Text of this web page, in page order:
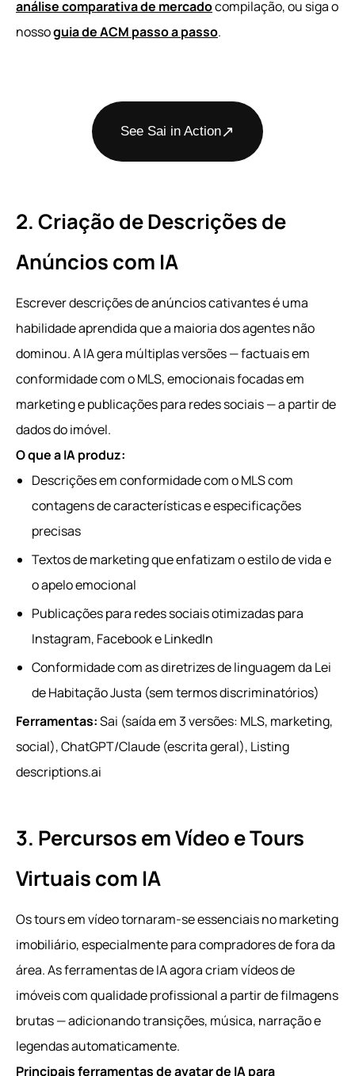
análise comparativa de mercadocompilação, ou siga o
nossoguia de ACM passo a passo.
See Sai in Action↗
2. Criação de Descrições de
Anúncios com IA
Escrever descrições de anúncios cativantes é uma
habilidade aprendida que a maioria dos agentes não
dominou. A IA gera múltiplas versões — factuais em
conformidade com o MLS, emocionais focadas em
marketing e publicações para redes sociais — a partir de
dados do imóvel.
O que a IA produz:
Descrições em conformidade com o MLS com
contagens de características e especificações
precisas
Textos de marketing que enfatizam o estilo de vida e
o apelo emocional
Publicações para redes sociais otimizadas para
Instagram, Facebook e LinkedIn
Conformidade com as diretrizes de linguagem da Lei
de Habitação Justa (sem termos discriminatórios)
Ferramentas:Sai (saída em 3 versões: MLS, marketing,
social), ChatGPT/Claude (escrita geral), Listing
descriptions.ai
3. Percursos em Vídeo e Tours
Virtuais com IA
Os tours em vídeo tornaram-se essenciais no marketing
imobiliário, especialmente para compradores de fora da
área. As ferramentas de IA agora criam vídeos de
imóveis com qualidade profissional a partir de filmagens
brutas — adicionando transições, música, narração e
legendas automaticamente.
Principais ferramentas de avatar de IA para